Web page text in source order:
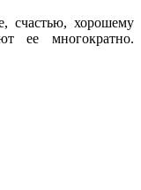
счастью, хорошему
ее многократно.